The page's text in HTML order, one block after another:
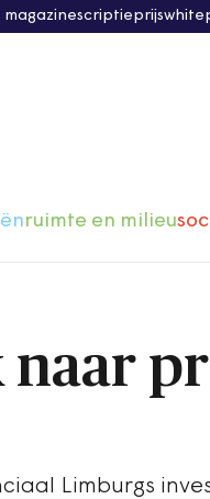
scriptieprijs
ruimte en milieu
naar
Limburgs